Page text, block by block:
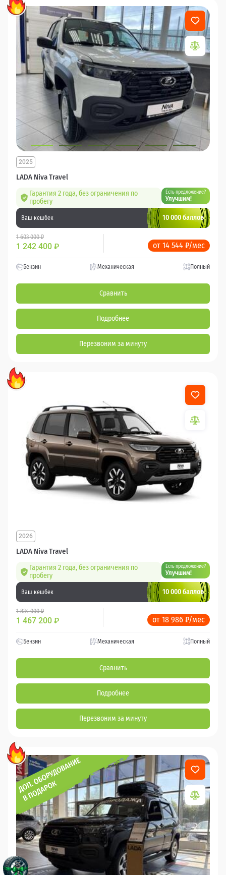
LADA Niva Travel
2025
Гарантия 2 года, без ограничения по
пробегу
Есть предложение?
Улучшим!
Ваш кешбек 10 000 баллов
1 603 000 ₽
1 242 400 ₽ от 14 544 ₽/мес
Бензин Механическая Полный
Сравнить
Подробнее
Перезвоним за минуту
LADA Niva Travel
2026
Гарантия 2 года, без ограничения по
пробегу
Есть предложение?
Улучшим!
Ваш кешбек 10 000 баллов
1 834 000 ₽
1 467 200 ₽ от 18 986 ₽/мес
Бензин Механическая Полный
Сравнить
Подробнее
Перезвоним за минуту